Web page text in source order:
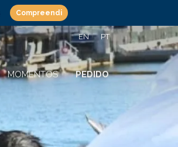
Compreendi
EN PT
MOMENTOS PEDIDO